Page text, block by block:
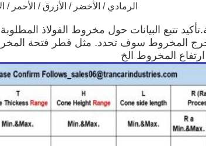
الرمادي / الأخضر / الأزرق /
تتبع البيانات حول مخروط الفولاذ المطلوبة
المخروط سوف تحدد. مثل قطر فتحة
المخروط الخ